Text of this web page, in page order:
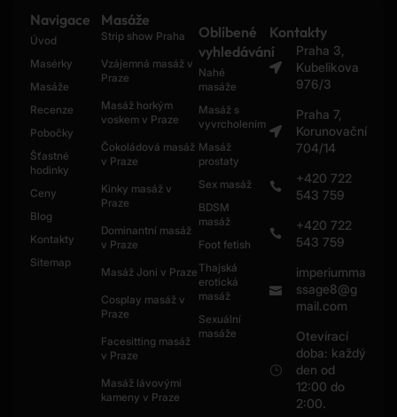
Navigace
Úvod
Masérky
Masáže
Recenze
Pobočky
Šťastné
hodinky
Ceny
Blog
Kontakty
Sitemap
Masáže
Strip show Praha
Vzájemná masáž v
Praze
Masáž horkým
voskem v Praze
Čokoládová masáž
v Praze
Kinky masáž v
Praze
Dominantní masáž
v Praze
Masáž Joni v Praze
Cosplay masáž v
Praze
Facesitting masáž
v Praze
Masáž lávovými
kameny v Praze
Oblíbené
vyhledávání
Nahé
masáže
Masáž s
vyvrcholením
Masáž
prostaty
Sex masáž
BDSM
masáž
Foot fetish
Thajská
erotická
masáž
Sexuální
masáže
Kontakty
Praha 3,
Kubelikova
976/3
Praha 7,
Korunovační
704/14
+420 722
543 759
+420 722
543 759
imperiumma
ssage8@g
mail.com
Otevírací
doba: každý
den od
12:00 do
2:00.